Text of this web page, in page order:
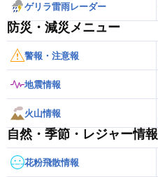
ゲリラ雷雨レーダー
防災・減災メニュー
警報・注意報
地震情報
火山情報
自然・季節・レジャー情報
花粉飛散情報